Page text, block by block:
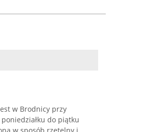
w Brodnicy przy
do piątku